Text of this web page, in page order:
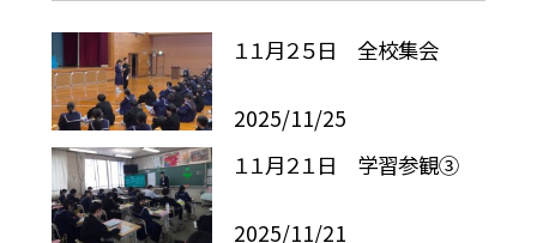
１１月２５日 全校集会
2025/11/25
１１月２１日 学習参観③
2025/11/21